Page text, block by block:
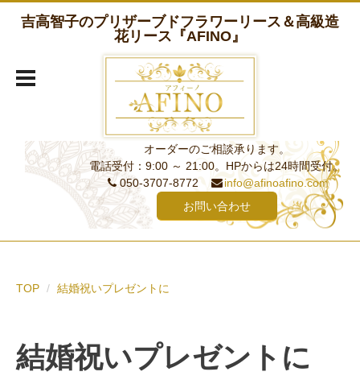
吉高智子のプリザーブドフラワーリース＆高級造
花リース『AFINO』
オーダーのご相談承ります。
電話受付：9:00 ～ 21:00。HPからは24時間受付。
050-3707-8772
info@afinoafino.com
お問い合わせ
TOP 結婚祝いプレゼントに
結婚祝いプレゼントに